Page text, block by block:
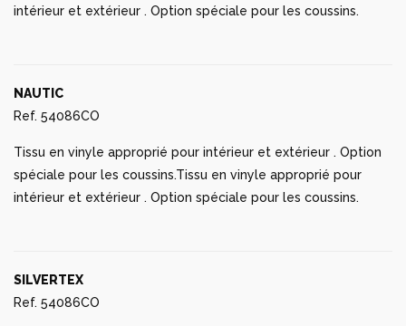
intérieur et extérieur . Option spéciale pour les coussins.
NAUTIC
Ref. 54086CO
Tissu en vinyle approprié pour intérieur et extérieur . Option
spéciale pour les coussins.Tissu en vinyle approprié pour
intérieur et extérieur . Option spéciale pour les coussins.
SILVERTEX
Ref. 54086CO